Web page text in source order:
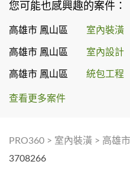
您可能也感興趣的案件：
高雄市 鳳山區 室內裝潢
高雄市 鳳山區 室內設計
高雄市 鳳山區 統包工程
查看更多案件
PRO360 > 室內裝潢 > 高雄
3708266